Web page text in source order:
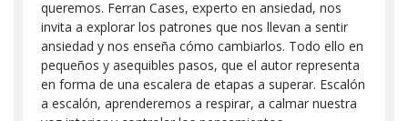
queremos. Ferran Cases, experto en ansiedad, nos
invita a explorar los patrones que nos llevan a sentir
ansiedad y nos enseña cómo cambiarlos. Todo ello en
pequeños y asequibles pasos, que el autor representa
en forma de una escalera de etapas a superar. Escalón
a escalón, aprenderemos a respirar, a calmar nuestra